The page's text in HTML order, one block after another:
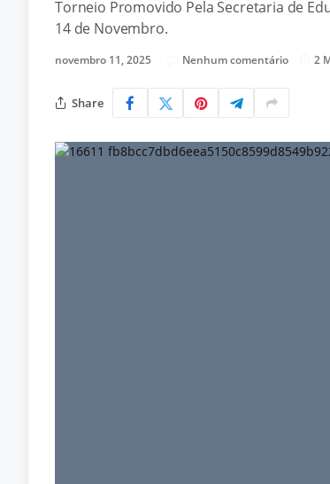
Torneio Promovido Pela Secretaria de
14 de Novembro.
novembro 11, 2025 Nenhum comentário 2
Share